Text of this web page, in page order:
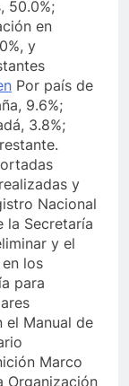
50.0%;
en
y
Por país de
9.6%;
3.8%;
y
Nacional
la Secretaría
y el
los
para
el Manual de
Marco
Organización